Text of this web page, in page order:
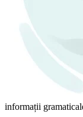
informații